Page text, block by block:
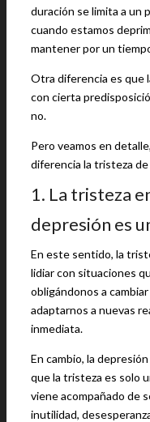
duración se limita a un
cuando estamos
mantener por un
Otra diferencia es que
con cierta
no.
Pero veamos en
diferencia la tristeza
1. La tristeza
depresión es
En este sentido, la
lidiar con situaciones
obligándonos a
adaptarnos a nuevas
inmediata.
En cambio, la
que la tristeza es solo
viene acompañado de
inutilidad,